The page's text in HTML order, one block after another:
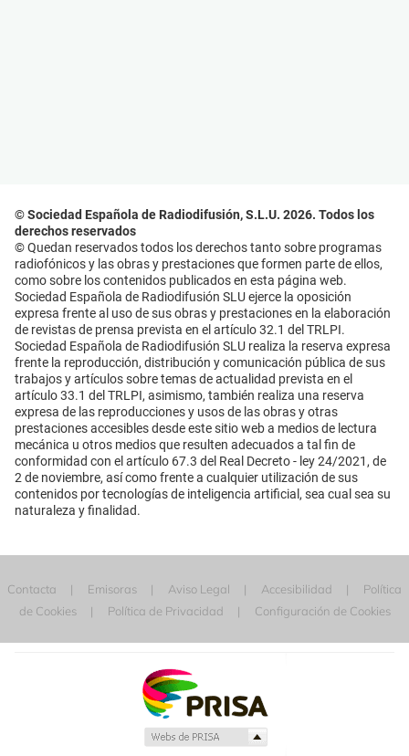
© Sociedad Española de Radiodifusión, S.L.U. 2026. Todos los
derechos reservados
© Quedan reservados todos los derechos tanto sobre programas
radiofónicos y las obras y prestaciones que formen parte de ellos,
como sobre los contenidos publicados en esta página web.
Sociedad Española de Radiodifusión SLU ejerce la oposición
expresa frente al uso de sus obras y prestaciones en la elaboración
de revistas de prensa prevista en el artículo 32.1 del TRLPI.
Sociedad Española de Radiodifusión SLU realiza la reserva expresa
frente la reproducción, distribución y comunicación pública de sus
trabajos y artículos sobre temas de actualidad prevista en el
artículo 33.1 del TRLPI, asimismo, también realiza una reserva
expresa de las reproducciones y usos de las obras y otras
prestaciones accesibles desde este sitio web a medios de lectura
mecánica u otros medios que resulten adecuados a tal fin de
conformidad con el artículo 67.3 del Real Decreto - ley 24/2021, de
2 de noviembre, así como frente a cualquier utilización de sus
contenidos por tecnologías de inteligencia artificial, sea cual sea su
naturaleza y finalidad.
Contacta Emisoras Aviso Legal Accesibilidad
Política
de Cookies
Política de Privacidad Configuración de Cookies